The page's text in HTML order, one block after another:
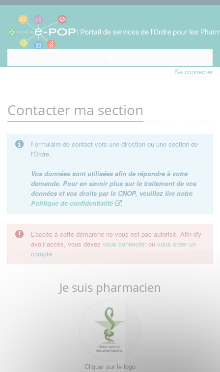
Se connecter
Contacter ma section
Formulaire de contact vers une direction ou une section de
l'Ordre.
Vos données sont utilisées afin de répondre à votre
demande. Pour en savoir plus sur le traitement de vos
données et vos droits par le CNOP, veuillez lire notre
Politique de confidentialité
.
L'accès à cette démarche ne vous est pas autorisé. Afin d'y
avoir accès, vous devez vous connecter ou vous créer un
compte
Je suis pharmacien
Cliquer sur le logo